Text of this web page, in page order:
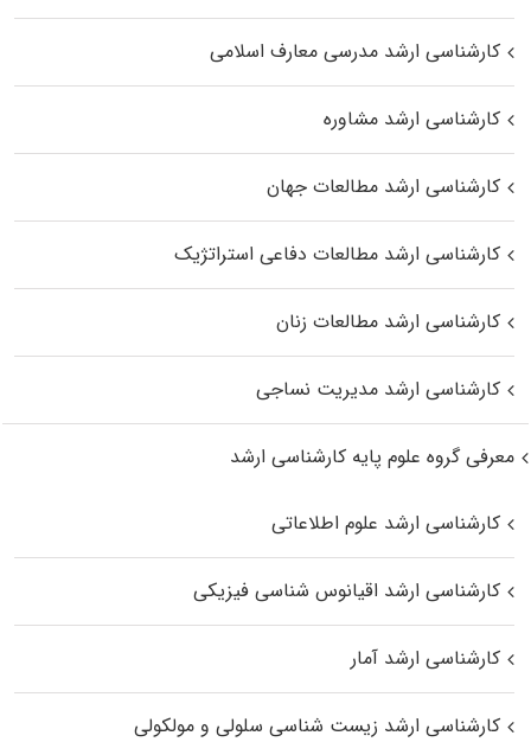
کارشناسی ارشد مدرسی معارف اسلامی
کارشناسی ارشد مشاوره
کارشناسی ارشد مطالعات جهان
کارشناسی ارشد مطالعات دفاعی استراتژیک
کارشناسی ارشد مطالعات زنان
کارشناسی ارشد مدیریت نساجی
معرفی گروه علوم پایه کارشناسی ارشد
کارشناسی ارشد علوم اطلاعاتی
کارشناسی ارشد اقیانوس‌ شناسی فیزیکی
کارشناسی ارشد آمار
کارشناسی ارشد زیست شناسی سلولی و مولکولی